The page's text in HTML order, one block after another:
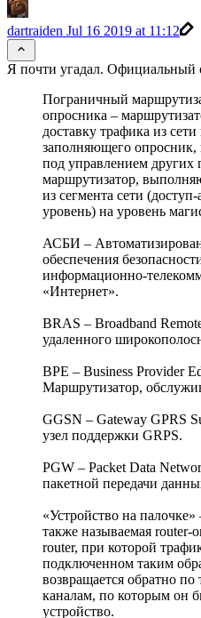
dartraiden Jul 16 2019 at 11:12
Я почти угадал. Официальный
Пограничный
опросника –
доставку трафика из
заполняющего опросник,
под управлением других
маршрутизатор,
из сегмента сети
уровень) на уровень
АСБИ –
обеспечения
информационно-
«Интернет».
BRAS – Broadband
удаленного
BPE – Business Provider
Маршрутизатор,
GGSN – Gateway GPRS
узел поддержки GRPS.
PGW – Packet Data
пакетной передачи
«Устройство на
также называемая router-
router, при которой
подключенном таким
возвращается обратно
каналам, по которым он
устройство.